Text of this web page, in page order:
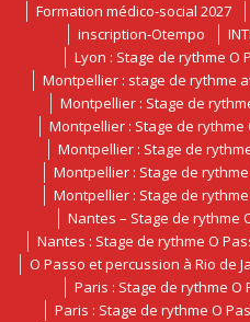
Formation médico-social 2027
inscription-Otempo
Lyon : Stage de rythme O
Montpellier : stage de rythme
Montpellier : Stage de
Montpellier : Stage de rythme
Montpellier : Stage de
Montpellier : Stage de
Montpellier : Stage de
Nantes – Stage de rythme
Nantes : Stage de rythme O
O Passo et percussion à Rio de
Paris : Stage de rythme O
Paris : Stage de rythme O